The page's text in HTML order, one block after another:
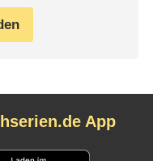
App